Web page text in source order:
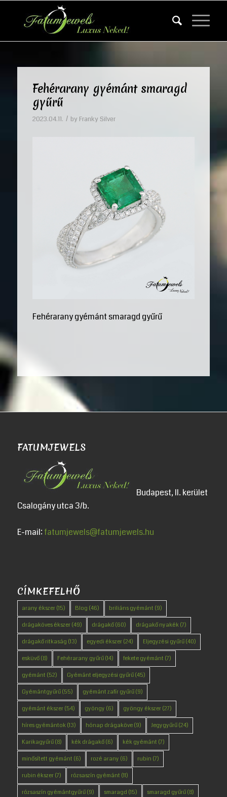
Fehérarany gyémánt smaragd
gyűrű
2023.04.11. / by Franky Silver
Fehérarany gyémánt smaragd gyűrű
FATUMJEWELS
Budapest, II. kerület
Csalogány utca 3/b.
E-mail: fatumjewels@fatumjewels.hu
CÍMKEFELHŐ
arany ékszer(15) Blog (46) briliáns gyémánt (9)
drágaköves ékszer(49) drágakő(60) drágakő nyakék(7)
drágakő ritkaság (13) egyedi ékszer(24) Eljegyzési gyűrű(40)
esküvő(8) Fehérarany gyűrű(14) fekete gyémánt (7)
gyémánt (52) Gyémánt eljegyzési gyűrű(45)
Gyémántgyűrű(55) gyémánt zafír gyűrű(9)
gyémánt ékszer(54) gyöngy (6) gyöngy ékszer(27)
híres gyémántok(13) hónap drágaköve(9) Jegygyűrű(24)
Karikagyűrű(8) kék drágakő(6) kék gyémánt (7)
minősített gyémánt (6) rozé arany (6) rubin (7)
rubin ékszer(7) rózsaszín gyémánt (11)
rózsaszín gyémántgyűrű(9) smaragd (15) smaragd gyűrű(8)